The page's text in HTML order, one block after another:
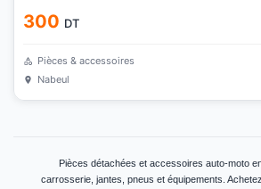
300 DT
Pièces & accessoires
Nabeul
Pièces détachées et accessoires auto-moto
carrosserie, jantes, pneus et équipements.